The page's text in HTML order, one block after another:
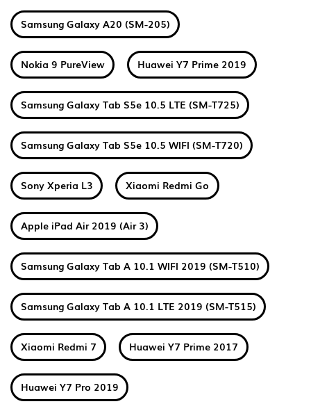
Samsung Galaxy A20 (SM-205)
Nokia 9 PureView Huawei Y7 Prime 2019
Samsung Galaxy Tab S5e 10.5 LTE (SM-T725)
Samsung Galaxy Tab S5e 10.5 WIFI (SM-T720)
Sony Xperia L3 Xiaomi Redmi Go
Apple iPad Air 2019 (Air 3)
Samsung Galaxy Tab A 10.1 WIFI 2019 (SM-T510)
Samsung Galaxy Tab A 10.1 LTE 2019 (SM-T515)
Xiaomi Redmi 7 Huawei Y7 Prime 2017
Huawei Y7 Pro 2019